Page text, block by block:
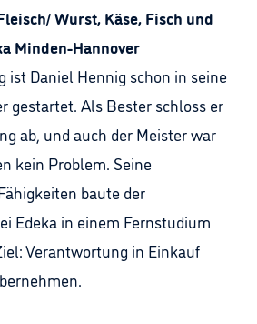
Wurst, Käse, Fisch und
Minden-Hannover
ist Daniel Hennig schon in seine
gestartet. Als Bester schloss er
ab, und auch der Meister war
kein Problem. Seine
baute der
Edeka in einem Fernstudium
Verantwortung in Einkauf